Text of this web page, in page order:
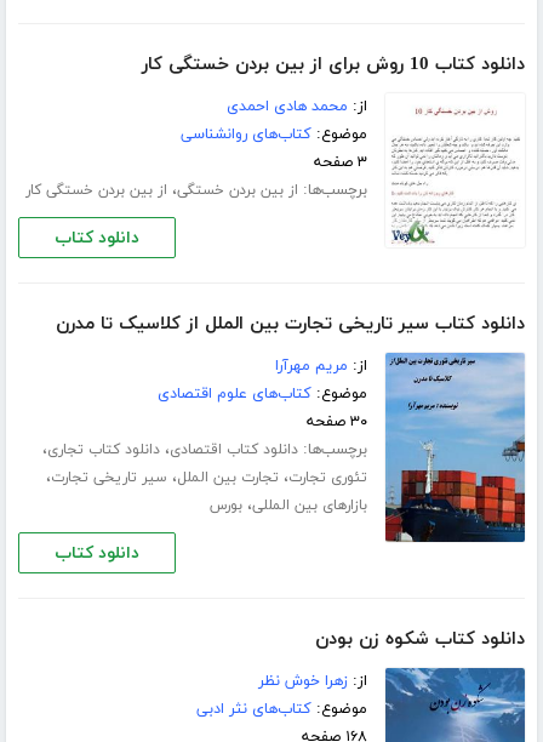
دانلود کتاب 10 روش برای از بین بردن خستگی کار
از: محمد هادی احمدی
موضوع:کتاب‌های روانشناسی
۳ صفحه
برچسب‌ها: از بین بردن خستگی، از بین بردن خستگی کار
دانلود کتاب
دانلود کتاب سیر تاریخی تجارت بین الملل از کلاسیک تا مدرن
از: مریم مهرآرا
موضوع:کتاب‌های علوم اقتصادی
۳۰ صفحه
برچسب‌ها:دانلود کتاب اقتصادی،دانلود کتاب تجاری،
تئوری تجارت، تجارت بین الملل، سیر تاریخی تجارت،
بازارهای بین المللی،بورس
دانلود کتاب
دانلود کتاب شکوه زن بودن
از:زهرا خوش نظر
موضوع:کتاب‌های نثر ادبی
۱۶۸ صفحه